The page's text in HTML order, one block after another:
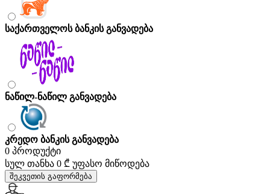
საქართველოს ბანკის განვადება
ნაწილ-ნაწილ განვადება
კრედო ბანკის განვადება
0 პროდუქტი
სულ თანხა 0 ₾ უფასო მიწოდება
შეკვეთის გაფორმება